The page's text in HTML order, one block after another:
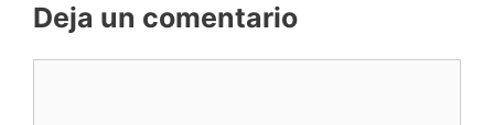
Deja un comentario